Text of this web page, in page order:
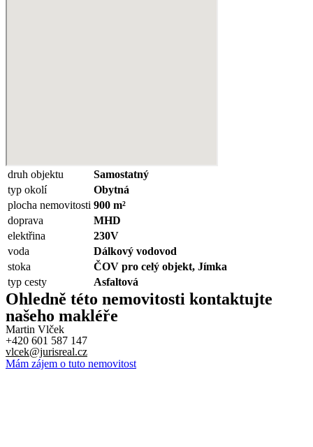
druh objektu
Samostatný
typ okolí
Obytná
plocha nemovitosti 900 m²
doprava
MHD
elektřina
230V
voda
Dálkový vodovod
stoka
ČOV pro celý objekt, Jímka
typ cesty
Asfaltová
Ohledně této nemovitosti kontaktujte
našeho makléře
Martin Vlček
+420 601 587 147
vlcek@jurisreal.cz
Mám zájem o tuto nemovitost